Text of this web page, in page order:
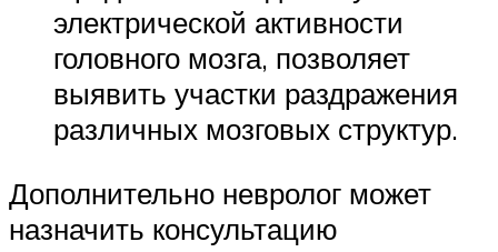
электрической активности
головного мозга, позволяет
выявить участки раздражения
различных мозговых структур.
Дополнительно невролог может
назначить консультацию